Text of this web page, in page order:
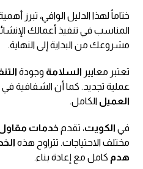
ختاماً لهذا الدليل الوافي، تبرز
المناسب في تنفيذ أعمالك
مشروعك من البداية إلى النهاية.
تعتبر معايير السلامة وجودة
عملية تجديد. كما أن الشفافية في
العميل الكامل.
في الكويت، تقدم خدمات
مختلف الاحتياجات. تتراوح هذه
هدم كامل مع إعادة بناء.